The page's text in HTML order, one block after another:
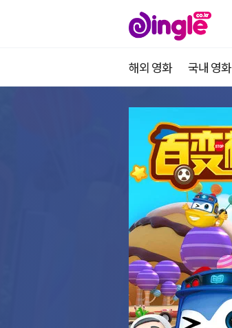
해외 영화 국내 영화